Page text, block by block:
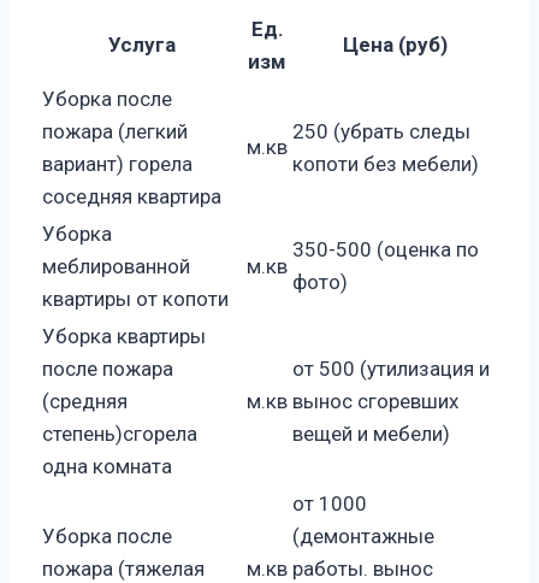
Услуга
Ед.
изм
Цена (руб)
Уборка после
пожара (легкий
вариант) горела
соседняя квартира
м.кв
250 (убрать следы
копоти без мебели)
Уборка
меблированной
квартиры от копоти
м.кв
350-500 (оценка по
фото)
Уборка квартиры
после пожара
(средняя
степень)сгорела
одна комната
м.кв
от 500 (утилизация и
вынос сгоревших
вещей и мебели)
Уборка после
пожара (тяжелая
м.кв
от 1000
(демонтажные
работы. вынос